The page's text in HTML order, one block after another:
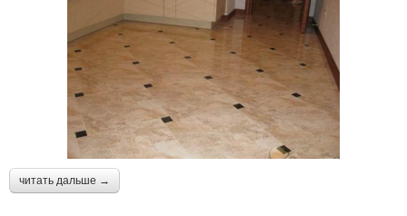
читать дальше →